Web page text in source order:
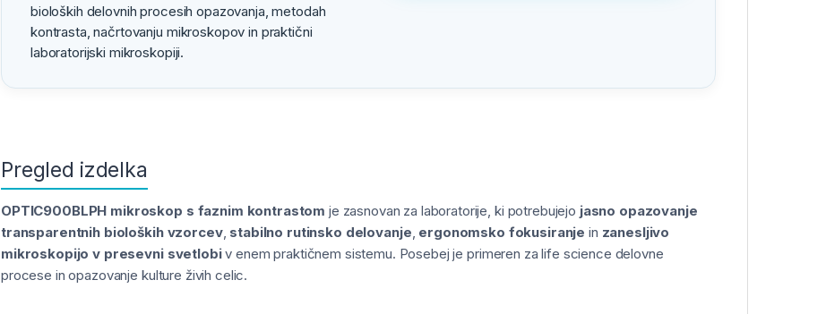
bioloških delovnih procesih opazovanja, metodah
kontrasta, načrtovanju mikroskopov in praktični
laboratorijski mikroskopiji.
Pregled izdelka
OPTIC900BLPH mikroskop s faznim kontrastom je zasnovan za laboratorije, ki potrebujejo jasno opazovanje
transparentnih bioloških vzorcev, stabilno rutinsko delovanje ergonomsko fokusiranje in zanesljivo
mikroskopijo v presevni svetlobiv enem praktičnem sistemu. Posebej je primeren za life science delovne
procese in opazovanje kulture živih celic.